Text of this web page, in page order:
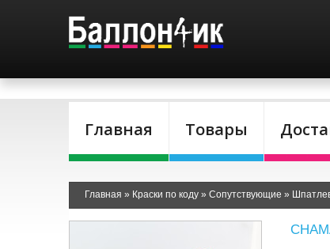
Главная Товары
Главная » Краски по коду » Сопутствующие »